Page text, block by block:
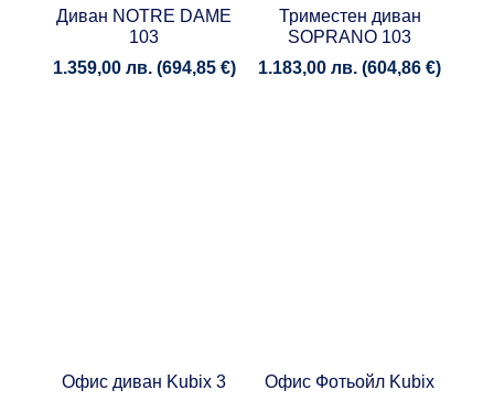
Диван NOTRE DAME
103
1.359,00 лв. (694,85 €)
Триместен диван
SOPRANO 103
1.183,00лв. (604,86€)
Офис диван Kubix 3
Офис Фотьойл Kubix